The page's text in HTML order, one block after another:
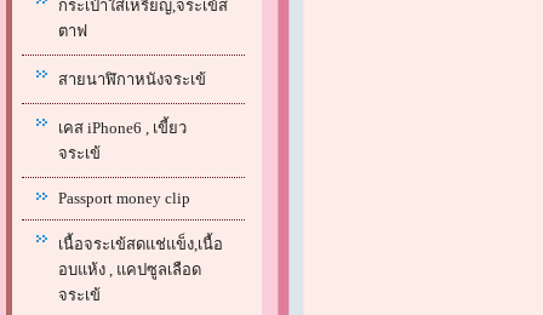
กระเป๋าใส่เหรียญ,จระเข้ส
ตาฟ
สายนาฬิกาหนังจระเข้
เคส iPhone6 , เขี้ยว
จระเข้
Passport money clip
เนื้อจระเข้สดแช่แข็ง,เนื้อ
อบแห้ง , แคปซูลเลือด
จระเข้